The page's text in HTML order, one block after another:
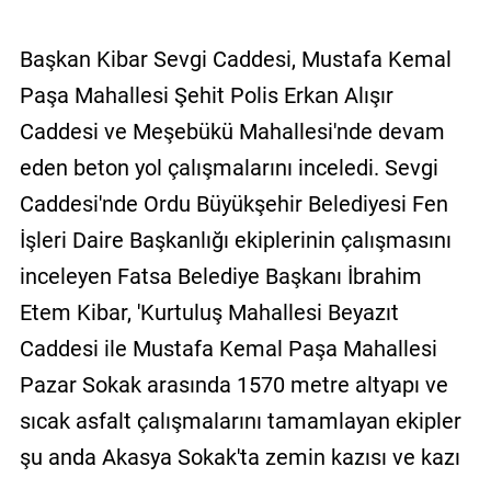
Kullanıcı
Başkan Kibar Sevgi Caddesi, Mustafa Kemal
Paşa Mahallesi Şehit Polis Erkan Alışır
Caddesi ve Meşebükü Mahallesi'nde devam
eden beton yol çalışmalarını inceledi. Sevgi
Caddesi'nde Ordu Büyükşehir Belediyesi Fen
İşleri Daire Başkanlığı ekiplerinin çalışmasını
inceleyen Fatsa Belediye Başkanı İbrahim
Etem Kibar, 'Kurtuluş Mahallesi Beyazıt
Caddesi ile Mustafa Kemal Paşa Mahallesi
Pazar Sokak arasında 1570 metre altyapı ve
sıcak asfalt çalışmalarını tamamlayan ekipler
şu anda Akasya Sokak'ta zemin kazısı ve kazı